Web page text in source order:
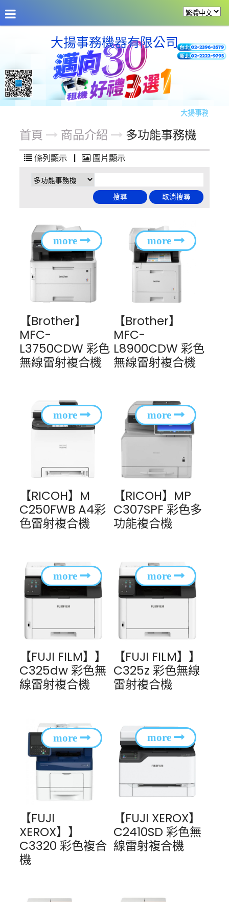
大揚事務機器有限公司
大揚事務機器
首頁 商品介紹 多功能事務機
條列顯示 | 圖片顯示
【Brother】
MFC-
L3750CDW 彩色
無線雷射複合機
【Brother】
MFC-
L8900CDW 彩色
無線雷射複合機
【RICOH】M
C250FWB A4彩
色雷射複合機
【RICOH】MP
C307SPF 彩色多
功能複合機
【FUJI FILM】】
C325dw 彩色無
線雷射複合機
【FUJI FILM】】
C325z 彩色無線
雷射複合機
【FUJI
XEROX】】
C3320 彩色複合
機
【FUJI XEROX】
C2410SD 彩色無
線雷射複合機